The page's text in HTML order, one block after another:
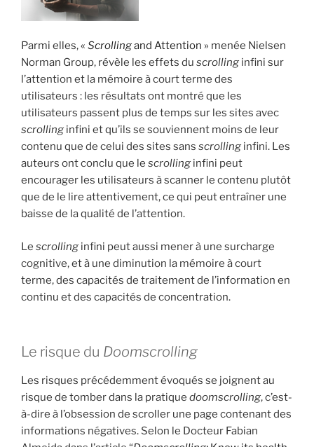
Parmi elles,« Scrollingand Attention » menée Nielsen
Norman Group, révèle les effets du scrolling infini sur
l’attention et la mémoire à court terme des
utilisateurs : les résultats ont montré que les
utilisateurs passent plus de temps sur les sites avec
scrolling infini et qu’ils se souviennent moins de leur
contenu que de celui des sites sans scrolling infini. Les
auteurs ont conclu que le scrolling infini peut
encourager les utilisateurs à scanner le contenu plutôt
que de le lire attentivement, ce qui peut entraîner une
baisse de la qualité de l’attention.
Le scrolling infini peut aussi mener à une surcharge
cognitive, et à une diminution la mémoire à court
terme, des capacités de traitement de l’information en
continu et des capacités de concentration.
Le risque du Doomscrolling
Les risques précédemment évoqués se joignent au
risque de tomber dans la pratique doomscrolling, c’est-
à-dire à l’obsession de scroller une page contenant des
informations négatives. Selon le Docteur Fabian